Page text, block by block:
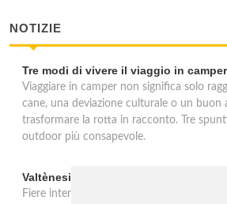
NOTIZIE
Tre modi di vivere il viaggio in camper
Viaggiare in camper non significa solo
cane, una deviazione culturale o un buon
trasformare la rotta in racconto. Tre
outdoor più consapevole.
Valtènesi: una primavera di eventi tra
Fiere internazionali, eventi sul territorio e